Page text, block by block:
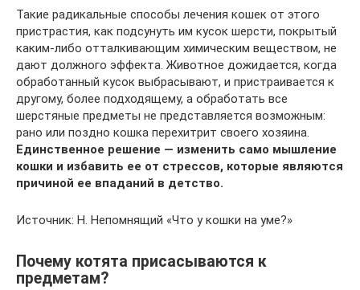
Такие радикальные способы лечения кошек от этого
пристрастия, как подсунуть им кусок шерсти, покрытый
каким-либо отталкивающим химическим веществом, не
дают должного эффекта. Животное дожидается, когда
обработанный кусок выбрасывают, и пристраивается к
другому, более подходящему, а обработать все
шерстяные предметы не представляется возможным:
рано или поздно кошка перехитрит своего хозяина.
Единственное решение — изменить само мышление
кошки и избавить ее от стрессов, которые являются
причиной ее впаданий в детство.
Источник: H. Непомнящий «Что у кошки на уме?»
Почему котята присасываются к
предметам?